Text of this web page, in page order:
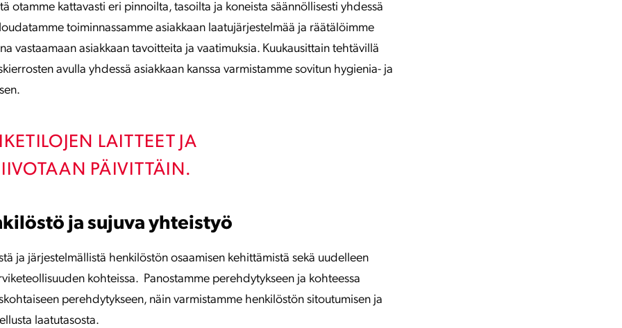
otamme kattavasti eri pinnoilta, tasoilta ja koneista säännöllisesti yhdessä
toiminnassamme asiakkaan laatujärjestelmää ja räätälöimme
vastaamaan asiakkaan tavoitteita ja vaatimuksia. Kuukausittain tehtävillä
avulla yhdessä asiakkaan kanssa varmistamme sovitun hygienia- ja
LAITTEET JA
PÄIVITTÄIN.
ja sujuva yhteistyö
ja järjestelmällistä henkilöstön osaamisen kehittämistä sekä uudelleen
kohteissa. Panostamme perehdytykseen ja kohteessa
perehdytykseen, näin varmistamme henkilöstön sitoutumisen ja
laatutasosta.